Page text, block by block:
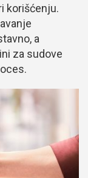
korišćenju.
a
za sudove